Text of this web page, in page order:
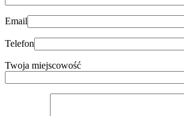
Email
Telefon
Twoja miejscowość